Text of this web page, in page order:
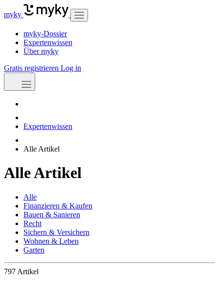
myky
myky-Dossier
Expertenwissen
Über myky
Gratis registrieren Log in
Expertenwissen
Alle Artikel
Alle Artikel
Alle
Finanzieren & Kaufen
Bauen & Sanieren
Recht
Sichern & Versichern
Wohnen & Leben
Garten
797 Artikel